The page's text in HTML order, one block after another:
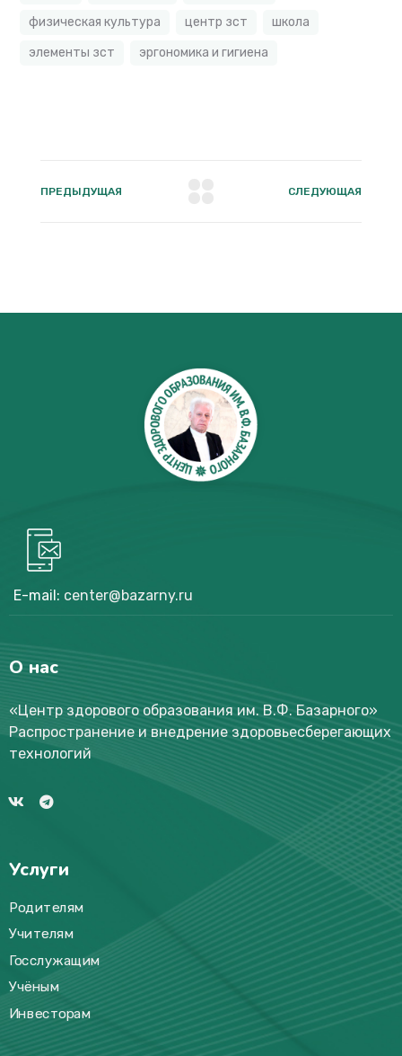
физическая культура
центр зст
школа
элементы зст
эргономика и гигиена
ПРЕДЫДУЩАЯ СЛЕДУЮЩАЯ
E-mail: center@bazarny.ru
О нас
«Центр здорового образования им. В.Ф. Базарного»
Распространение и внедрение здоровьесберегающих
технологий
Услуги
Родителям
Учителям
Госслужащим
Учёным
Инвесторам